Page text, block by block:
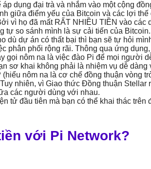
áp dụng đại trà và nhắm vào một cộng
giữa điểm yếu của Bitcoin và các lợi
vì họ đã mất RẤT NHIỀU TIỀN vào
tự so sánh mình là sự cải tiến của
dù dự án có thất bại thì bạn sẽ tự hỏi
phân phối rộng rãi. Thông qua ứng
gọi nôm na là việc đào Pi để mọi người
sơ khai không phải là nhiệm vụ dễ
nôm na là cơ chế đồng thuận vòng
nhiên, vì Giao thức Đồng thuận Stellar
các người dùng với nhau.
tử đầu tiên mà bạn có thể khai thác trên
với Pi Network?